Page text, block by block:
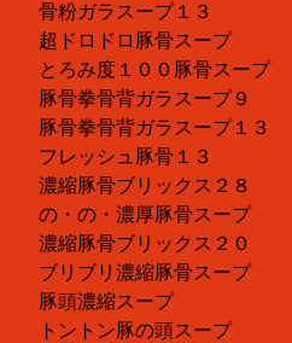
骨粉ガラスープ１３
超ドロドロ豚骨スープ
とろみ度１００豚骨スープ
豚骨拳骨背ガラスープ９
豚骨拳骨背ガラスープ１３
フレッシュ豚骨１３
濃縮豚骨ブリックス２８
の・の・濃厚豚骨スープ
濃縮豚骨ブリックス２０
ブリブリ濃縮豚骨スープ
豚頭濃縮スープ
トントン豚の頭スープ